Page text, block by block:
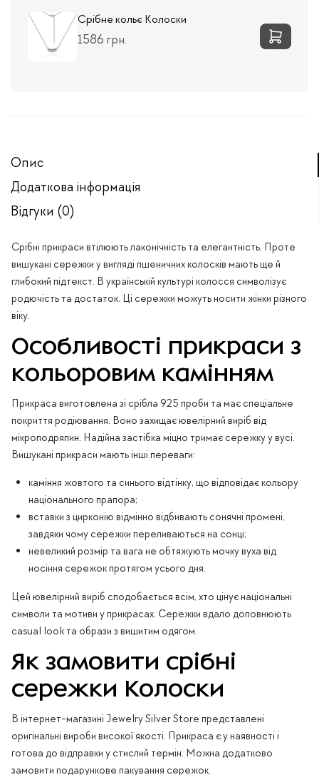
Срібне кольє Колоски
1586 грн.
Опис
Додаткова інформація
Відгуки (0)
Срібні прикраси втілюють лаконічність та елегантність. Проте
вишукані сережки у вигляді пшеничних колосків мають ще й
глибокий підтекст. В українській культурі колосся символізує
родючість та достаток. Ці сережки можуть носити жінки різного
віку.
Особливості прикраси з
кольоровим камінням
Прикраса виготовлена зі срібла 925 проби та має спеціальне
покриття родіювання. Воно захищає ювелірний виріб від
мікроподряпин. Надійна застібка міцно тримає сережку у вусі.
Вишукані прикраси мають інші переваги:
каміння жовтого та синього відтінку, що відповідає кольору
національного прапора;
вставки з цирконію відмінно відбивають сонячні промені,
завдяки чому сережки переливаються на сонці;
невеликий розмір та вага не обтяжують мочку вуха від
носіння сережок протягом усього дня.
Цей ювелірний виріб сподобається всім, хто цінує національні
символи та мотиви у прикрасах. Сережки вдало доповнюють
casual look та образи з вишитим одягом.
Як замовити срібні
сережки Колоски
В інтернет-магазині Jewelry Silver Store представлені
оригінальні вироби високої якості. Прикраса є у наявності і
готова до відправки у стислий термін. Можна додатково
замовити подарункове пакування сережок.